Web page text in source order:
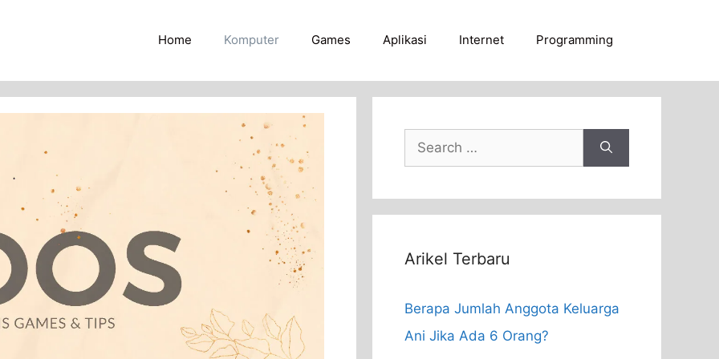
Home Komputer Games Aplikasi Internet Programming
Search
for:
Arikel Terbaru
Berapa Jumlah Anggota Keluarga
Ani Jika Ada 6 Orang?